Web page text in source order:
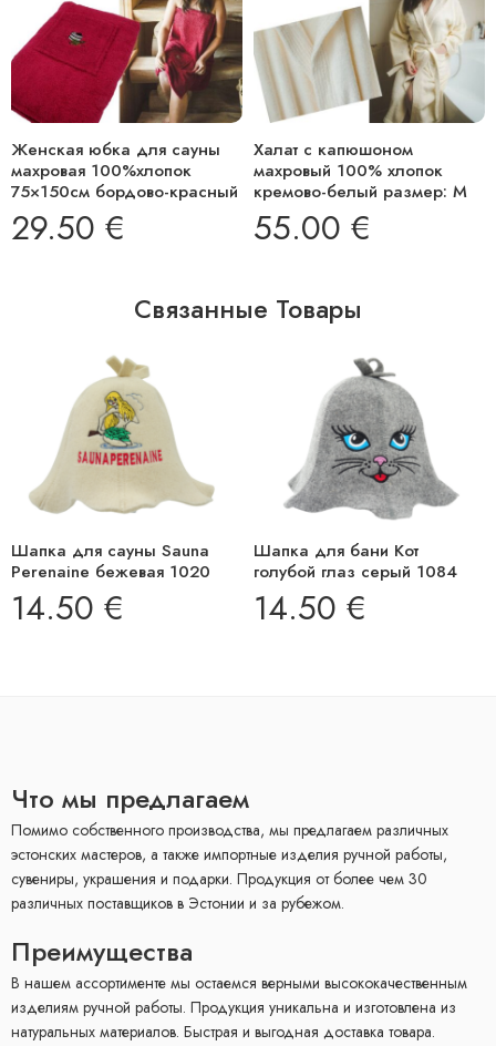
Женская юбка для сауны
махровая 100%хлопок
75×150см бордово-красный
29.50 €
Халат с капюшоном
махровый 100% хлопок
кремово-белый размер: M
55.00 €
Связанные Товары
Шапка для сауны Sauna
Perenaine бежевая 1020
14.50 €
Шапка для бани Кот
голубой глаз серый 1084
14.50 €
Что мы предлагаем
Помимо собственного производства, мы предлагаем различных
эстонских мастеров, а также импортные изделия ручной работы,
сувениры, украшения и подарки. Продукция от более чем 30
различных поставщиков в Эстонии и за рубежом.
Преимущества
В нашем ассортименте мы остаемся верными высококачественным
изделиям ручной работы. Продукция уникальна и изготовлена ​​из
натуральных материалов. Быстрая и выгодная доставка товара.